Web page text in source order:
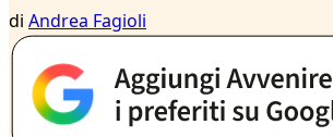
di Andrea Fagioli